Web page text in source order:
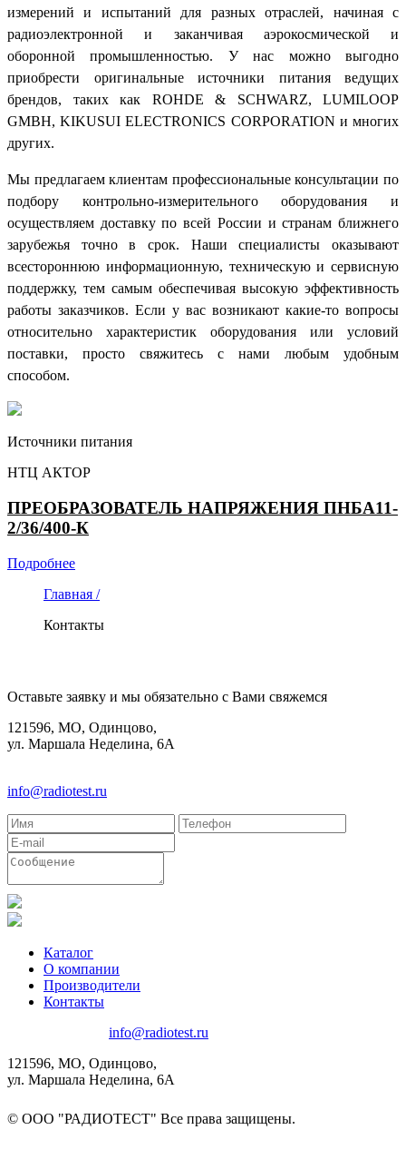
измерений и испытаний для разных отраслей, начиная с
радиоэлектронной и заканчивая аэрокосмической и
оборонной промышленностью. У нас можно выгодно
приобрести оригинальные источники питания ведущих
брендов, таких как ROHDE & SCHWARZ, LUMILOOP
GMBH, KIKUSUI ELECTRONICS CORPORATION и многих
других.
Мы предлагаем клиентам профессиональные консультации по
подбору контрольно-измерительного оборудования и
осуществляем доставку по всей России и странам ближнего
зарубежья точно в срок. Наши специалисты оказывают
всестороннюю информационную, техническую и сервисную
поддержку, тем самым обеспечивая высокую эффективность
работы заказчиков. Если у вас возникают какие-то вопросы
относительно характеристик оборудования или условий
поставки, просто свяжитесь с нами любым удобным
способом.
Источники питания
НТЦ АКТОР
ПРЕОБРАЗОВАТЕЛЬ НАПРЯЖЕНИЯ ПНБА11-
2/36/400-К
Подробнее
Главная /
Контакты
Оставьте заявку и мы обязательно с Вами свяжемся
121596, МО, Одинцово,
ул. Маршала Неделина, 6А
info@radiotest.ru
Каталог
О компании
Производители
Контакты
info@radiotest.ru
121596, МО, Одинцово,
ул. Маршала Неделина, 6А
© ООО "РАДИОТЕСТ" Все права защищены.